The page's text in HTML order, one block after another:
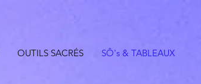
OUTILS SACRÉS SÔ's & TABLEAUX